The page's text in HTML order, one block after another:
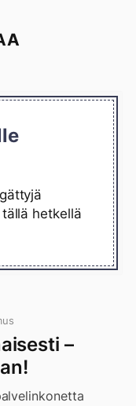
hetkellä
–